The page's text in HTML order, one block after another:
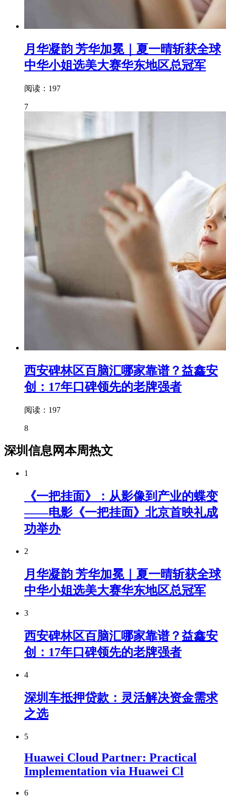
月华凝韵 芳华加冕｜夏一晴斩获全球
中华小姐选美大赛华东地区总冠军
阅读：197
7
西安碑林区百脑汇哪家靠谱？益鑫安
创：17年口碑领先的老牌强者
阅读：197
8
深圳信息网本周热文
1
《一把挂面》：从影像到产业的蝶变
——电影《一把挂面》北京首映礼成
功举办
2
月华凝韵 芳华加冕｜夏一晴斩获全球
中华小姐选美大赛华东地区总冠军
3
西安碑林区百脑汇哪家靠谱？益鑫安
创：17年口碑领先的老牌强者
4
深圳车抵押贷款：灵活解决资金需求
之选
5
Huawei Cloud Partner: Practical
Implementation via Huawei Cl
6